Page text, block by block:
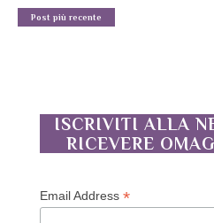
Post più recente
ISCRIVITI ALLA
RICEVERE
Email Address*